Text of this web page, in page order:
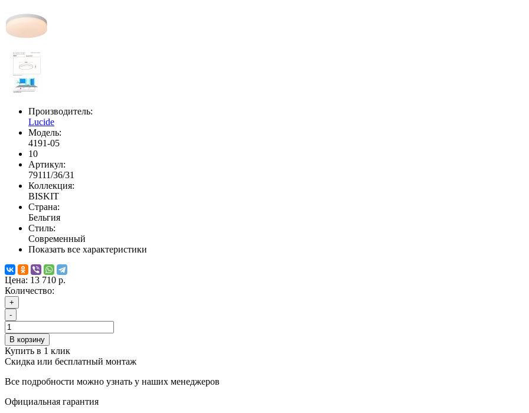
Производитель:
Lucide
Модель:
4191-05
10
Артикул:
79111/36/31
Коллекция:
BISKIT
Страна:
Бельгия
Стиль:
Современный
Показать все характеристики
Цена: 13 710 р.
Количество:
+
-
В корзину
Купить в 1 клик
Скидка или бесплатный монтаж
Все подробности можно узнать у наших менеджеров
Официальная гарантия